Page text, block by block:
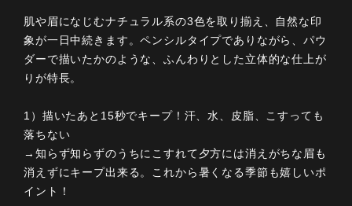
肌や眉になじむナチュラル系の3色を取り揃え、自然な印
象が一日中続きます。ペンシルタイプでありながら、パウ
ダーで描いたかのような、ふんわりとした立体的な仕上が
りが特長。
1）描いたあと15秒でキープ！汗、水、皮脂、こすっても
落ちない
→知らず知らずのうちにこすれて夕方には消えがちな眉も
消えずにキープ出来る。これから暑くなる季節も嬉しいポ
イント！